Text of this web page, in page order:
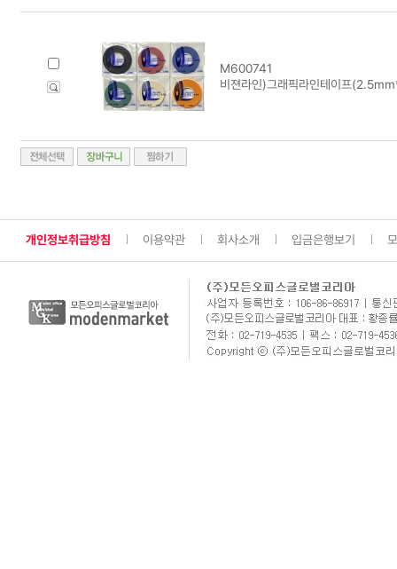
M600741
비젼라인)그래픽라인테이프
개인정보취급방침 이용약관 회사소개 입금은행보기